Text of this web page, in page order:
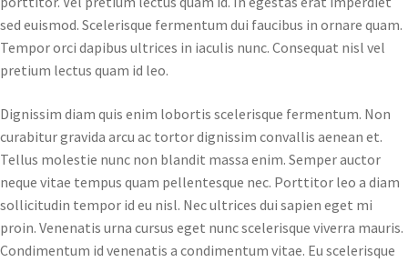
sed euismod. Scelerisque fermentum dui faucibus in ornare quam.
Tempor orci dapibus ultrices in iaculis nunc. Consequat nisl vel
pretium lectus quam id leo.
Dignissim diam quis enim lobortis scelerisque fermentum. Non
curabitur gravida arcu ac tortor dignissim convallis aenean et.
Tellus molestie nunc non blandit massa enim. Semper auctor
neque vitae tempus quam pellentesque nec. Porttitor leo a diam
sollicitudin tempor id eu nisl. Nec ultrices dui sapien eget mi
proin. Venenatis urna cursus eget nunc scelerisque viverra mauris.
Condimentum id venenatis a condimentum vitae. Eu scelerisque